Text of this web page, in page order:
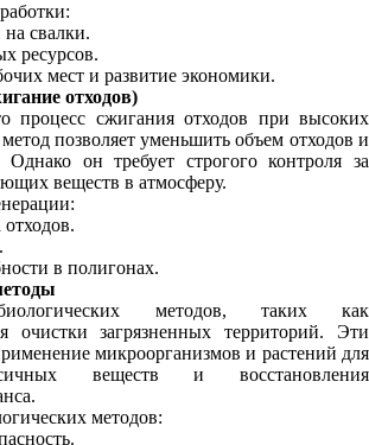
свалки.
ресурсов.
мест и развитие экономики.
отходов)
процесс сжигания отходов при высоких
позволяет уменьшить объем отходов и
он требует строгого контроля за
веществ в атмосферу.
в полигонах.
методов, таких как
очистки загрязненных территорий. Эти
микроорганизмов и растений для
веществ и восстановления
методов: